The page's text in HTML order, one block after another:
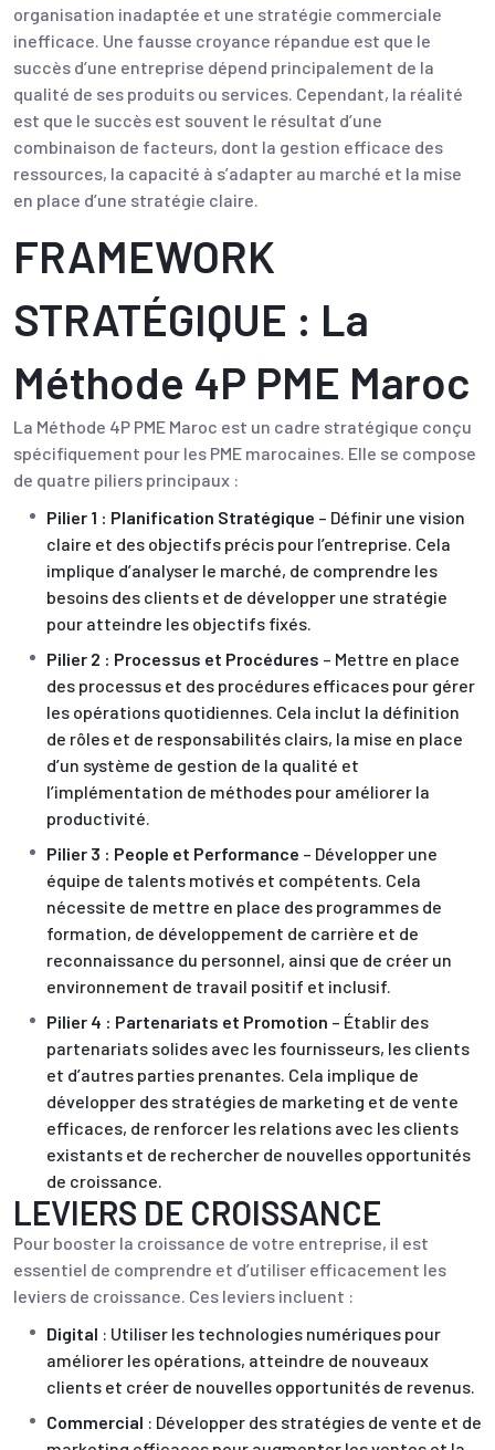
organisation inadaptée et une stratégie commerciale
inefficace. Une fausse croyance répandue est que le
succès d’une entreprise dépend principalement de la
qualité de ses produits ou services. Cependant, la réalité
est que le succès est souvent le résultat d’une
combinaison de facteurs, dont la gestion efficace des
ressources, la capacité à s’adapter au marché et la mise
en place d’une stratégie claire.
FRAMEWORK
STRATÉGIQUE : La
Méthode 4P PME Maroc
La Méthode 4P PME Maroc est un cadre stratégique conçu
spécifiquement pour les PME marocaines. Elle se compose
de quatre piliers principaux :
Pilier 1 : Planification Stratégique – Définir une vision
claire et des objectifs précis pour l’entreprise. Cela
implique d’analyser le marché, de comprendre les
besoins des clients et de développer une stratégie
pour atteindre les objectifs fixés.
Pilier 2 : Processus et Procédures – Mettre en place
des processus et des procédures efficaces pour gérer
les opérations quotidiennes. Cela inclut la définition
de rôles et de responsabilités clairs, la mise en place
d’un système de gestion de la qualité et
l’implémentation de méthodes pour améliorer la
productivité.
Pilier 3 : People et Performance – Développer une
équipe de talents motivés et compétents. Cela
nécessite de mettre en place des programmes de
formation, de développement de carrière et de
reconnaissance du personnel, ainsi que de créer un
environnement de travail positif et inclusif.
Pilier 4 : Partenariats et Promotion – Établir des
partenariats solides avec les fournisseurs, les clients
et d’autres parties prenantes. Cela implique de
développer des stratégies de marketing et de vente
efficaces, de renforcer les relations avec les clients
existants et de rechercher de nouvelles opportunités
de croissance.
LEVIERS DE CROISSANCE
Pour booster la croissance de votre entreprise, il est
essentiel de comprendre et d’utiliser efficacement les
leviers de croissance. Ces leviers incluent :
Digital : Utiliser les technologies numériques pour
améliorer les opérations, atteindre de nouveaux
clients et créer de nouvelles opportunités de revenus.
Commercial : Développer des stratégies de vente et de